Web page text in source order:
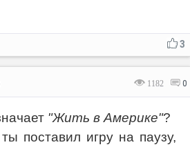
3
1182 0
"Жить в Америке"?
поставил игру на паузу,